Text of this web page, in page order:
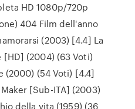
HD 1080p/720p
404 Film dell'anno
(2003) [4.4] La
[HD] (2004) (63 Voti)
(2000) (54 Voti) [4.4]
[Sub-ITA] (2003)
della vita (1959) (36